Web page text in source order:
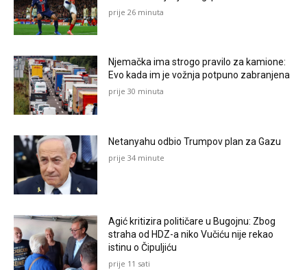
prije 26 minuta
Njemačka ima strogo pravilo za kamione:
Evo kada im je vožnja potpuno zabranjena
prije 30 minuta
Netanyahu odbio Trumpov plan za Gazu
prije 34 minute
Agić kritizira političare u Bugojnu: Zbog
straha od HDZ-a niko Vučiću nije rekao
istinu o Čipuljiću
prije 11 sati